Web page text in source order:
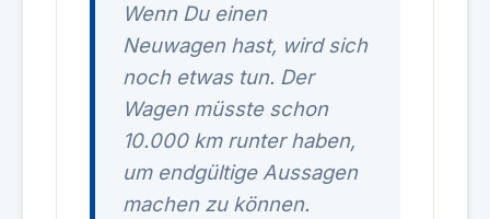
Wenn Du einen
Neuwagen hast, wird sich
noch etwas tun. Der
Wagen müsste schon
10.000 km runter haben,
um endgültige Aussagen
machen zu können.